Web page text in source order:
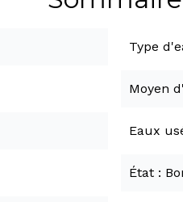
Type
Moyen
Eaux
État